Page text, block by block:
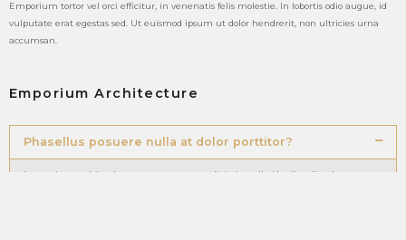
Emporium tortor vel orci efficitur, in venenatis felis molestie. In lobortis odio augue, id
vulputate erat egestas sed. Ut euismod ipsum ut dolor hendrerit, non ultricies urna
accumsan.
Emporium Architecture
Phasellus posuere nulla at dolor porttitor?
Lorem ipsum dolor sit amet, consectetur adipiscing elit. Ut elit tellus, luctus nec